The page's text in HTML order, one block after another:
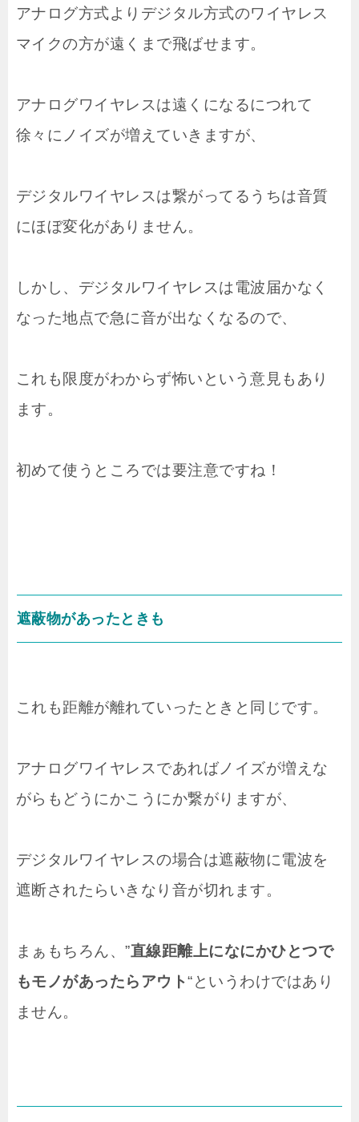
アナログ方式よりデジタル方式のワイヤレス
マイクの方が遠くまで飛ばせます。
アナログワイヤレスは遠くになるにつれて
徐々にノイズが増えていきますが、
デジタルワイヤレスは繋がってるうちは音質
にほぼ変化がありません。
しかし、デジタルワイヤレスは電波届かなく
なった地点で急に音が出なくなるので、
これも限度がわからず怖いという意見もあり
ます。
初めて使うところでは要注意ですね！
遮蔽物があったときも
これも距離が離れていったときと同じです。
アナログワイヤレスであればノイズが増えな
がらもどうにかこうにか繋がりますが、
デジタルワイヤレスの場合は遮蔽物に電波を
遮断されたらいきなり音が切れます。
まぁもちろん、”直線距離上になにかひとつで
もモノがあったらアウト“というわけではあり
ません。